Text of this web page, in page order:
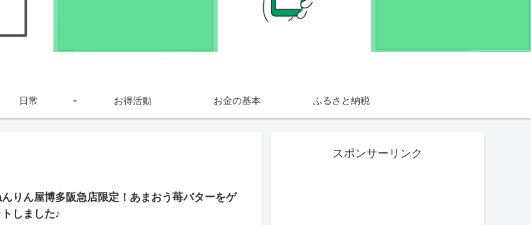
日常 お得活動 お金の基本 ふるさと納税
りん屋博多阪急店限定！あまおう苺バターをゲ
しました♪
スポンサーリンク